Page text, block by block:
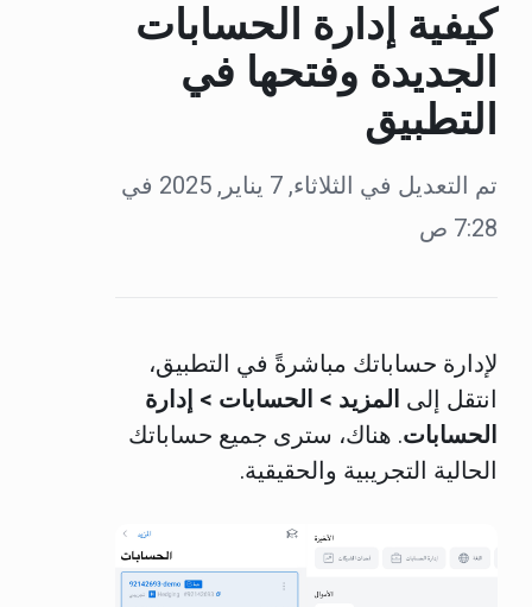
كيفية إدارة الحسابات
الجديدة وفتحها في
التطبيق
تم التعديل في الثلاثاء, 7 يناير, 2025 في
7:28 ص
لإدارة حساباتك مباشرةً في التطبيق،
انتقل إلى المزيد > الحسابات > إدارة
الحسابات. هناك، سترى جميع حساباتك
الحالية التجريبية والحقيقية.